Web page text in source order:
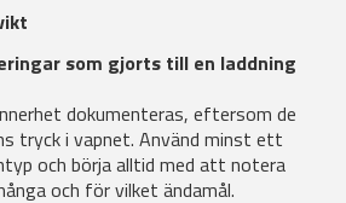
som gjorts till en laddning
dokumenteras, eftersom de
tryck i vapnet. Använd minst ett
och börja alltid med att notera
och för vilket ändamål.